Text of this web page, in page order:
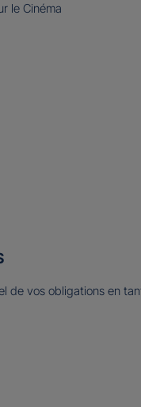
le Cinéma
de vos obligations en